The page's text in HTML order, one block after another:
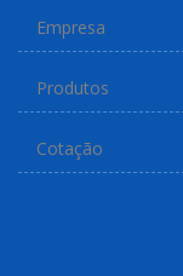
Empresa
Produtos
Cotação